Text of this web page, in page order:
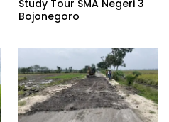
Study Tour SMA Negeri 3
Bojonegoro